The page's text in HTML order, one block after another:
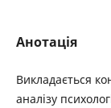
Анотація
Викладається
аналізу